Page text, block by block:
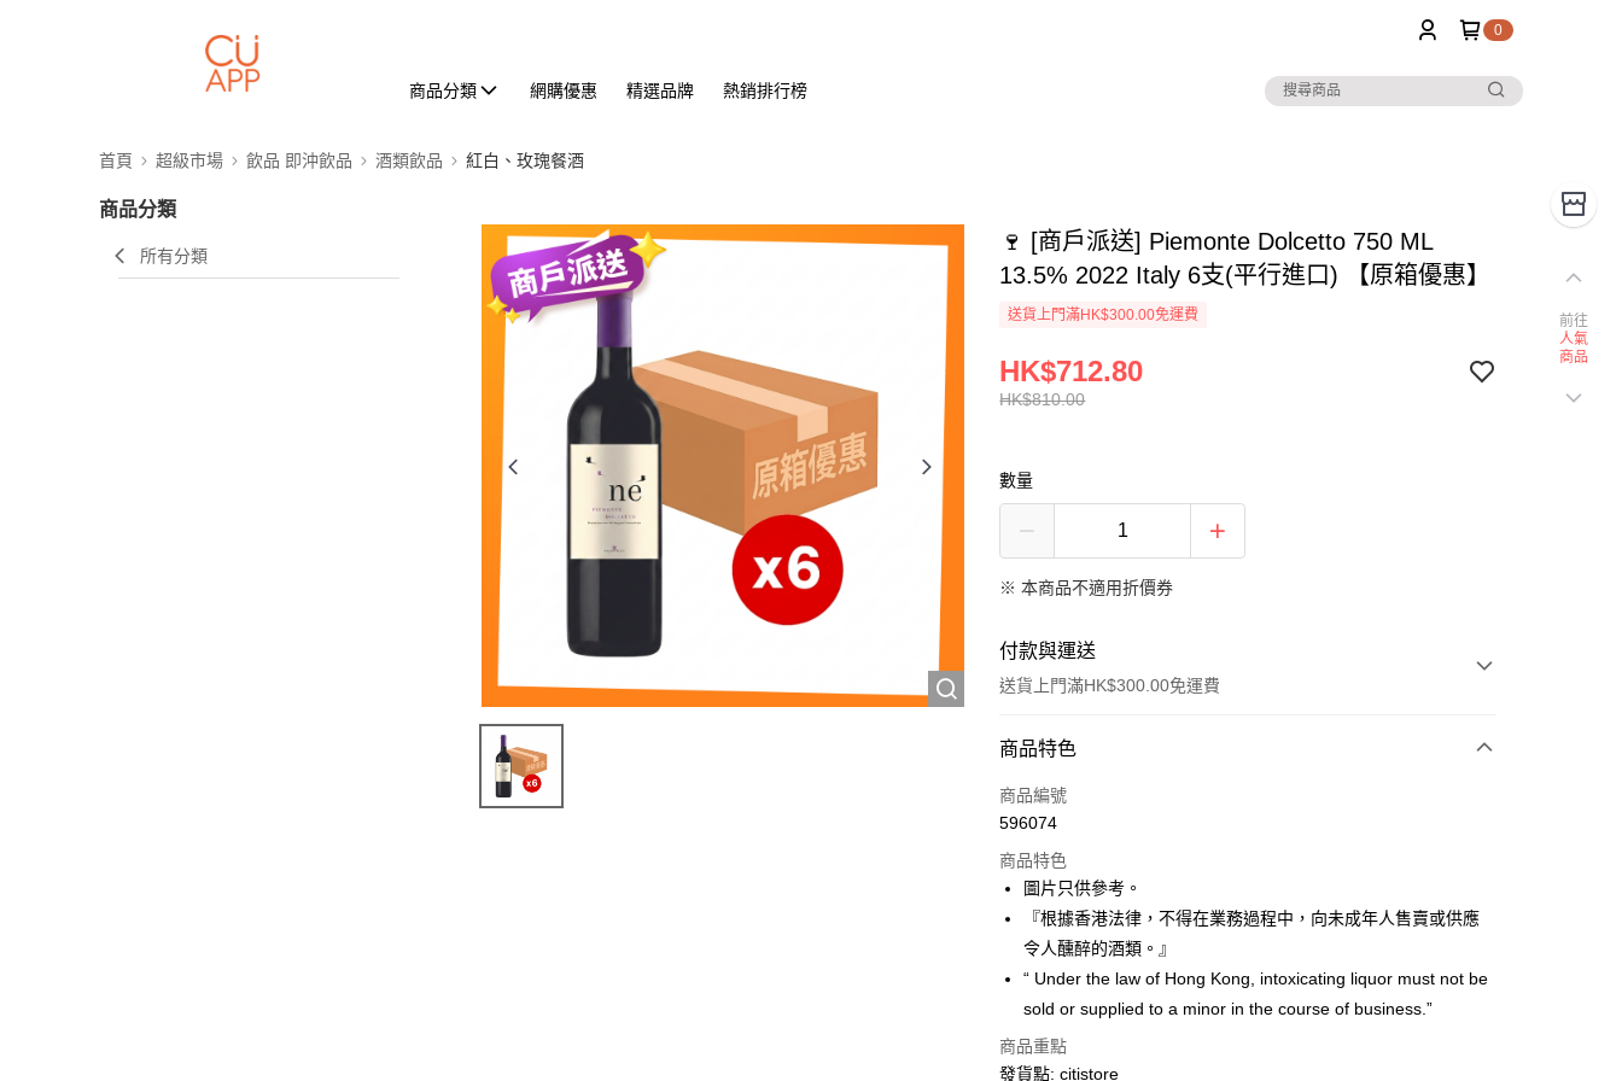
0
商品分類 網購優惠 精選品牌 熱銷排行榜
首頁 超級市場 飲品 即沖飲品 酒類飲品 紅白、玫瑰餐酒
商品分類
所有分類
🍷 [商戶派送] Piemonte Dolcetto 750 ML
13.5% 2022 Italy 6支(平行進口) 【原箱優惠】
送貨上門滿HK$300.00免運費
HK$810.00
HK$712.80
數量
※ 本商品不適用折價券
付款與運送
送貨上門滿HK$300.00免運費
付款方式
信用卡
PayMe
WeChat Pay
送貨方式
供應商送貨送貨上門 (滿額$300免運) (此產品會以獨立訂單處理)J
商品特色
商品編號
596074
商品特色
圖片只供參考。
『根據香港法律，不得在業務過程中，向未成年人售賣或供應
令人醺醉的酒類。』
“ Under the law of Hong Kong, intoxicating liquor must not be
sold or supplied to a minor in the course of business.”
商品重點
發貨點: citistore
前往
人氣
商品